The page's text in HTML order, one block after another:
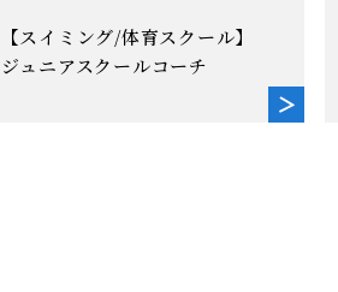
【スイミング/体育スクール】
ジュニアスクールコーチ